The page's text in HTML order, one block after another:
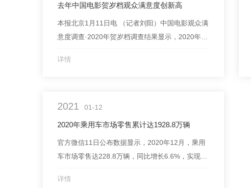
去年中国电影贺岁档观众满意度创新高
本报北京1月11日电 （记者刘阳）中国电影观众满
意度调查·2020年贺岁档调查结果显示，2020年贺
纪录。2020年电影创作者在疫情防控形势下坚持
给，并获得了观众相对较高的...
详情
2021 01-12
2020年乘用车市场零售累计达1928.8万辆
官方微信11日公布数据显示，2020年12月，乘用
车市场零售达228.8万辆，同比增长6.6%，实现了
月，零售累计达1928.8万辆，同比增速-6.8%，较
详情